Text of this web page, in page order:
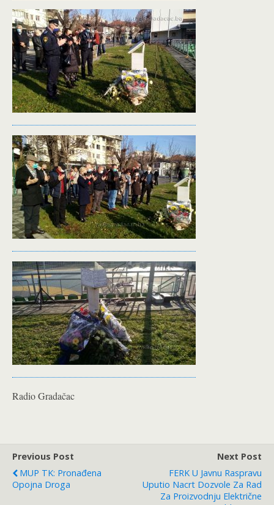
Radio Gradačac
Previous Post
MUP TK: Pronađena
Opojna Droga
Next Post
FERK U Javnu Raspravu
Uputio Nacrt Dozvole Za Rad
Za Proizvodnju Električne